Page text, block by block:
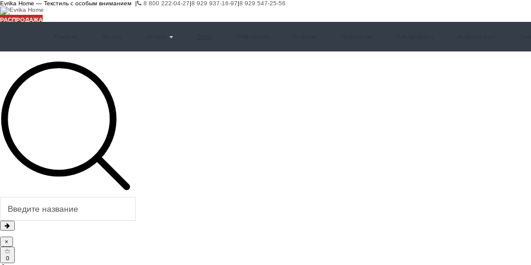
Evrika Home — Текстиль с особым вниманием | 8 800 222-04-27|8 929 937-16-97|8 929 547-25-56
×
0
РАСПРОДАЖА
РАСПРОДАЖА
РАСПРОДАЖА
РАСПРОДАЖА
РАСПРОДАЖА
РАСПРОДАЖА
РАСПРОДАЖА